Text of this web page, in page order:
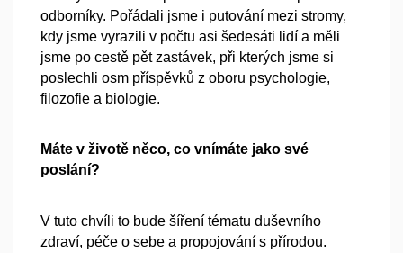
odborníky. Pořádali jsme i putování mezi stromy,
kdy jsme vyrazili v počtu asi šedesáti lidí a měli
jsme po cestě pět zastávek, při kterých jsme si
poslechli osm příspěvků z oboru psychologie,
filozofie a biologie.
Máte v životě něco, co vnímáte jako své
poslání?
V tuto chvíli to bude šíření tématu duševního
zdraví, péče o sebe a propojování s přírodou.